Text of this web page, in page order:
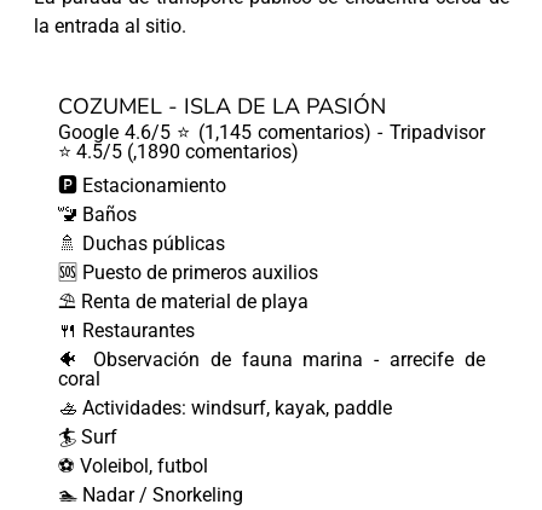
la entrada al sitio.
COZUMEL - ISLA DE LA PASIÓN
Google 4.6/5 ⭐ (1,145 comentarios) - Tripadvisor
⭐ 4.5/5 (,1890 comentarios)
🅿️ Estacionamiento
🚾 Baños
🚿 Duchas públicas
🆘 Puesto de primeros auxilios
⛱ Renta de material de playa
🍴 Restaurantes
🐠 Observación de fauna marina - arrecife de
coral
🚣 Actividades: windsurf, kayak, paddle
🏄 Surf
⚽ Voleibol, futbol
🏊 Nadar / Snorkeling